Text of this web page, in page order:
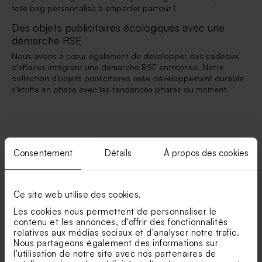
Consentement Détails À propos des cookies
Ce site web utilise des cookies.
Les cookies nous permettent de personnaliser le
contenu et les annonces, d'offrir des fonctionnalités
relatives aux médias sociaux et d'analyser notre trafic.
Nous partageons également des informations sur
l'utilisation de notre site avec nos partenaires de
tote bag personnalisé à emporter partout !
Des objets publicitaires écologiques avec une
démarche RSE
Nous avons à cœur également de développer des cadeaux
d'affaires intégrant une démarche RSE entreprise. Notre
collection d’objets publicitaires axée développement durable
s’étoffe en phase avec les tendances phares du moment.
Vos catégories préférées
Cadeau anniversaire
Cadeau pour bébé